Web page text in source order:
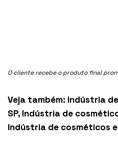
O cliente recebe o produto final
Veja também: Indústria
SP, Indústria de
Indústria de cosméticos